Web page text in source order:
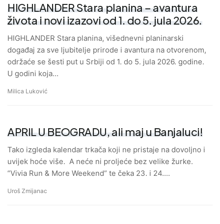
HIGHLANDER Stara planina – avantura
života i novi izazovi od 1. do 5. jula 2026.
HIGHLANDER Stara planina, višednevni planinarski
događaj za sve ljubitelje prirode i avantura na otvorenom,
održaće se šesti put u Srbiji od 1. do 5. jula 2026. godine.
U godini koja…
Milica Luković
APRIL U BEOGRADU, ali maj u Banjaluci!
Tako izgleda kalendar trkača koji ne pristaje na dovoljno i
uvijek hoće više. A neće ni proljeće bez velike žurke.
“Vivia Run & More Weekend” te čeka 23. i 24.…
Uroš Zmijanac